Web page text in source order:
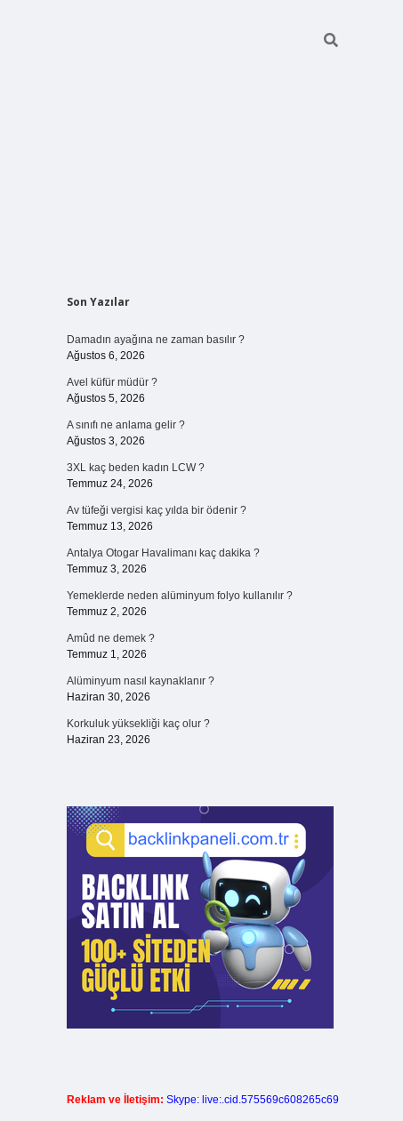
Sidebar
Son Yazılar
Damadın ayağına ne zaman basılır ?
Ağustos 6, 2026
Avel küfür müdür ?
Ağustos 5, 2026
A sınıfı ne anlama gelir ?
Ağustos 3, 2026
3XL kaç beden kadın LCW ?
Temmuz 24, 2026
Av tüfeği vergisi kaç yılda bir ödenir ?
Temmuz 13, 2026
Antalya Otogar Havalimanı kaç dakika ?
Temmuz 3, 2026
Yemeklerde neden alüminyum folyo kullanılır ?
Temmuz 2, 2026
Amûd ne demek ?
Temmuz 1, 2026
Alüminyum nasıl kaynaklanır ?
Haziran 30, 2026
Korkuluk yüksekliği kaç olur ?
Haziran 23, 2026
Reklam ve İletişim: Skype: live:.cid.575569c608265c69